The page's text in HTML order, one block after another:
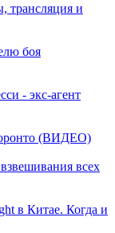
трансляция и
боя
- экс-агент
(ВИДЕО)
всех
в Китае. Когда и